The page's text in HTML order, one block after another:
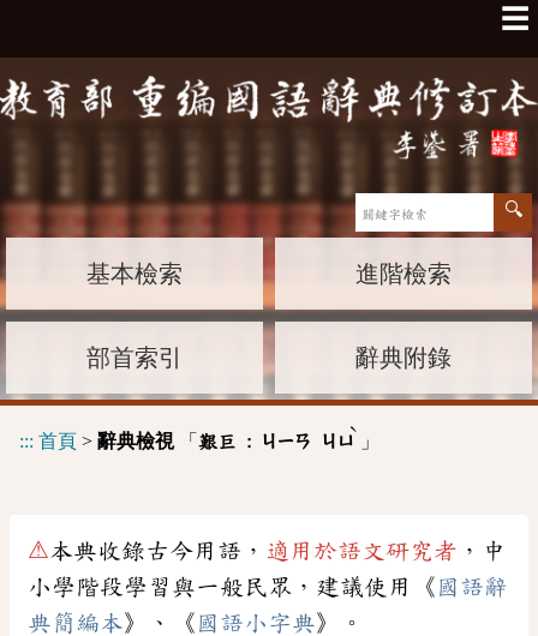
☰
基本檢索 進階檢索
部首索引 辭典附錄
::: 首頁 > 辭典檢視「 艱巨 : ㄐㄧㄢ ㄐㄩ
ˋ
」
⚠本典收錄古今用語， 適用於語文研究者 ，中
小學階段學習與一般民眾，建議使用《 國語辭
典簡編本》、《 國語小字典》。